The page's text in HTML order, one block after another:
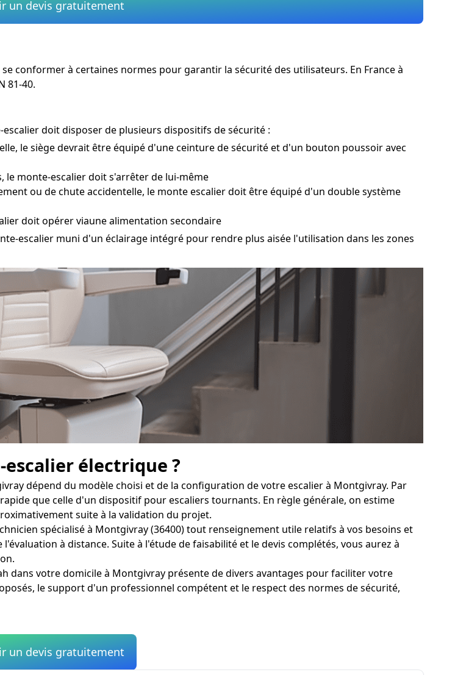
un devis gratuitement
conformer à certaines normes pour garantir la sécurité des utilisateurs. En France à
81-40.
doit disposer de plusieurs dispositifs de sécurité :
le siège devrait être équipé d'une ceinture de sécurité et d'un bouton poussoir avec
le monte-escalier doit s'arrêter de lui-même
ou de chute accidentelle, le monte escalier doit être équipé d'un double système
doit opérer viaune alimentation secondaire
escalier muni d'un éclairage intégré pour rendre plus aisée l'utilisation dans les zones
électrique ?
dépend du modèle choisi et de la configuration de votre escalier à Montgivray. Par
que celle d'un dispositif pour escaliers tournants. En règle générale, on estime
suite à la validation du projet.
spécialisé à Montgivray (36400) tout renseignement utile relatifs à vos besoins et
à distance. Suite à l'étude de faisabilité et le devis complétés, vous aurez à
dans votre domicile à Montgivray présente de divers avantages pour faciliter votre
le support d'un professionnel compétent et le respect des normes de sécurité,
un devis gratuitement